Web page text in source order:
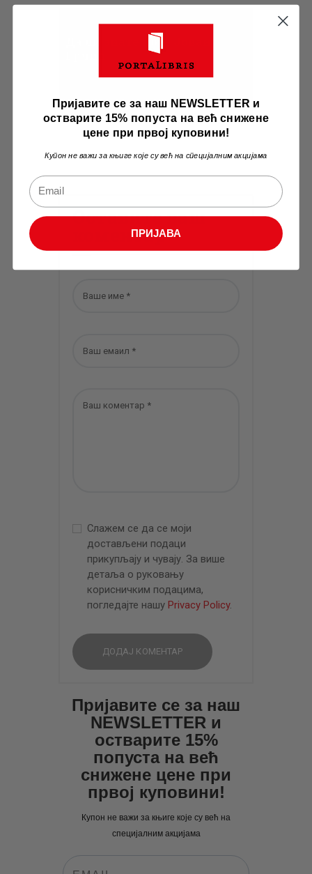
Занимљивости
Да ли знате ко је Јован
Оставите ваш
коментар
Слажем се да се моји
достављени подаци
прикупљају и чувају. За више
детаља о руковању
корисничким подацима,
погледајте нашу Privacy Policy.
Пријавите се за наш
NEWSLETTER и
остварите 15%
попуста на већ
снижене цене при
првој куповини!
Купон не важи за књиге које су већ на
специјалним акцијама
Пријавите се за наш NEWSLETTER и
остварите 15% попуста на већ снижене
цене при првој куповини!
Купон не важи за књиге које су већ на специјалним акцијама
ПРИЈАВА